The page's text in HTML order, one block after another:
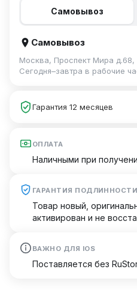
Самовывоз
Самовывоз
Москва, Проспект Мира д.68,
Сегодня–завтра в рабочие
Гарантия 12 месяцев
ОПЛАТА
Наличными при
ГАРАНТИЯ ПОДЛИННОСТИ
Товар новый,
активирован и не
ВАЖНО ДЛЯ IOS
Поставляется без